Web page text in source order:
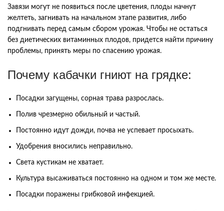
Завязи могут не появиться после цветения, плоды начнут
желтеть, загнивать на начальном этапе развития, либо
подгнивать перед самым сбором урожая. Чтобы не остаться
без диетических витаминных плодов, придется найти причину
проблемы, принять меры по спасению урожая.
Почему кабачки гниют на грядке:
Посадки загущены, сорная трава разрослась.
Полив чрезмерно обильный и частый.
Постоянно идут дожди, почва не успевает просыхать.
Удобрения вносились неправильно.
Света кустикам не хватает.
Культура высаживаться постоянно на одном и том же месте.
Посадки поражены грибковой инфекцией.